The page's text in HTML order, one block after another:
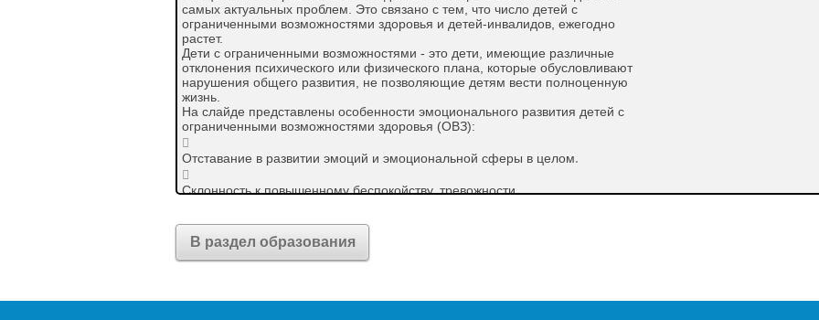
самых актуальных проблем. Это связано с тем, что число детей с
ограниченными возможностями здоровья и детей-инвалидов, ежегодно
растет.
Дети с ограниченными возможностями - это дети, имеющие различные
отклонения психического или физического плана, которые обусловливают
нарушения общего развития, не позволяющие детям вести полноценную
жизнь.
На слайде представлены особенности эмоционального развития детей с
ограниченными возможностями здоровья (ОВЗ):

Отставание в развитии эмоций и эмоциональной сферы в целом.

Склонность к повышенному беспокойству, тревожности.
Повышенная чувствительность к фрустрациям
Повышенная утомляемость
чувств окружающих.
В раздел образования